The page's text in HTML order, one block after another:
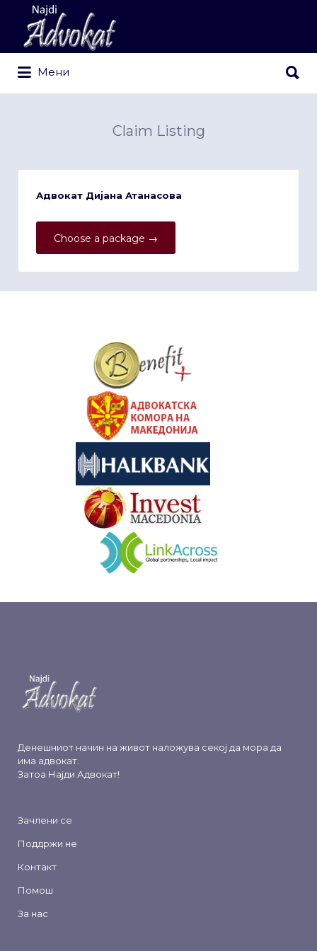
Search
for:
Мени
for:
Claim Listing
Адвокат Дијана Атанасова
Денешниот начин на живот наложува секој да мора да
има адвокат.
Затоа Најди Адвокат!
Зачлени се
Поддржи не
Контакт
Помош
За нас